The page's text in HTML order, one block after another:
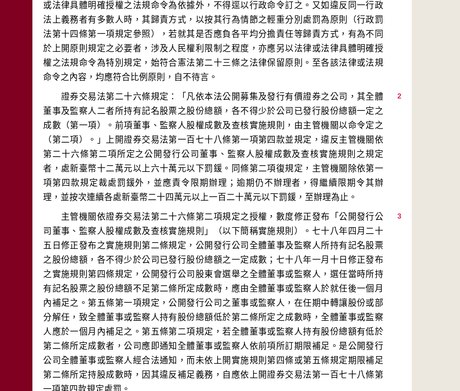
或法律具體明確授權之法規命令為依據外，不得逕以行政命令訂之。又如違反同一行政
法上義務者有多數人時，其歸責方式，以按其行為情節之輕重分別處罰為原則（行政罰
法第十四條第一項規定參照），若就其是否應負各平均分擔責任等歸責方式，有為不同
於上開原則規定之必要者，涉及人民權利限制之程度，亦應另以法律或法律具體明確授
權之法規命令為特別規定，始符合憲法第二十三條之法律保留原則。至各該法律或法規
2
證券交易法第二十六條規定：「凡依本法公開募集及發行有價證券之公司，其全體
董事及監察人二者所持有記名股票之股份總額，各不得少於公司已發行股份總額一定之
成數（第一項）。前項董事、監察人股權成數及查核實施規則，由主管機關以命令定之
（第二項）。」上開證券交易法第一百七十八條第一項第四款並規定，違反主管機關依
第二十六條第二項所定之公開發行公司董事、監察人股權成數及查核實施規則之規定
者，處新臺幣十二萬元以上六十萬元以下罰鍰。同條第二項復規定，主管機關除依第一
項第四款規定裁處罰鍰外，並應責令限期辦理；逾期仍不辦理者，得繼續限期令其辦
3
主管機關依證券交易法第二十六條第二項規定之授權，數度修正發布「公開發行公
司董事、監察人股權成數及查核實施規則」（以下簡稱實施規則）。七十八年四月二十
五日修正發布之實施規則第二條規定，公開發行公司全體董事及監察人所持有記名股票
之股份總額，各不得少於公司已發行股份總額之一定成數；七十八年一月十日修正發布
之實施規則第四條規定，公開發行公司股東會選舉之全體董事或監察人，選任當時所持
有記名股票之股份總額不足第二條所定成數時，應由全體董事或監察人於就任後一個月
內補足之。第五條第一項規定，公開發行公司之董事或監察人，在任期中轉讓股份或部
分解任，致全體董事或監察人持有股份總額低於第二條所定之成數時，全體董事或監察
人應於一個月內補足之。第五條第二項規定，若全體董事或監察人持有股份總額有低於
第二條所定成數者，公司應即通知全體董事或監察人依前項所訂期限補足。是公開發行
公司全體董事或監察人經合法通知，而未依上開實施規則第四條或第五條規定期限補足
第二條所定持股成數時，因其違反補足義務，自應依上開證券交易法第一百七十八條第